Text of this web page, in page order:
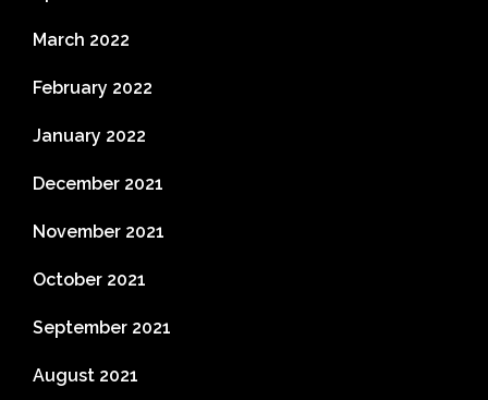
March 2022
February 2022
January 2022
December 2021
November 2021
October 2021
September 2021
August 2021